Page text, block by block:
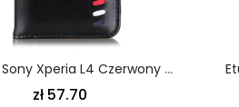
Etui Folio Sony Xperia L4 Czerwony Czarny Trójkolorowy Efekt Skóry
zł 57.70